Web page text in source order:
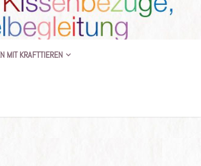
MIT KRAFTTIEREN